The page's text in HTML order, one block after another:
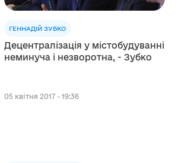
ГЕННАДІЙ ЗУБКО
Децентралізація у містобудуванні
неминуча і незворотна, - Зубко
05 квітня 2017 - 19:36